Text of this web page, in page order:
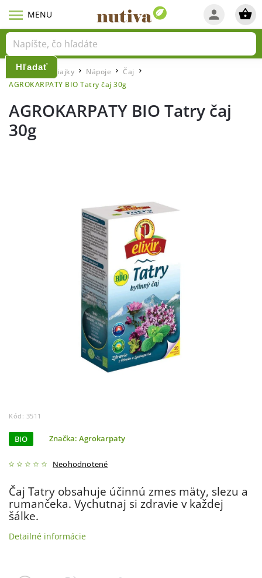
Hľadať
Domov / Raňajky / Nápoje / Čaj
AGROKARPATY BIO Tatry čaj 30g
AGROKARPATY BIO Tatry čaj
30g
Kód: 3511
BIO
Neohodnotené
Značka: Agrokarpaty
Čaj Tatry obsahuje účinnú zmes mäty, slezu a
rumančeka. Vychutnaj si zdravie v každej
šálke.
Detailné informácie